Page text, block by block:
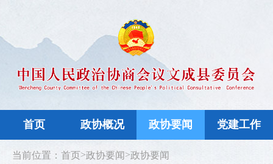
首页 政协概况 政协要闻 党建工作
当前位置：首页>政协要闻>政协要闻